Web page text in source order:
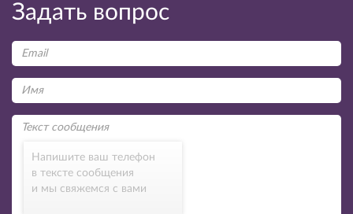
Задать вопрос
Напишите ваш телефон
в тексте сообщения
и мы свяжемся с вами